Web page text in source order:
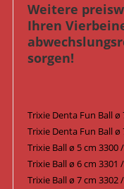
Weitere
Ihren
sorgen!
Trixie Denta Fun Ball ø
Trixie Denta Fun Ball ø
Trixie Ball ø 5 cm 3300
Trixie Ball ø 6 cm 3301
Trixie Ball ø 7 cm 3302